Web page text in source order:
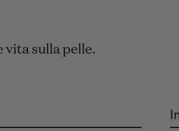
vita sulla pelle.